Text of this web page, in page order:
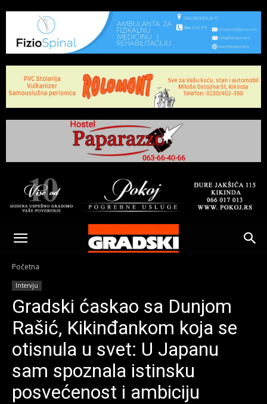
Gradski
Online
Kikinda
Početna
Intervju
Gradski ćaskao sa Dunjom
Rašić, Kikinđankom koja se
otisnula u svet: U Japanu
sam spoznala istinsku
posvećenost i ambiciju